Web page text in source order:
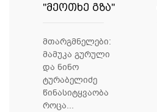
"მეოთხე გზა"
მთარგმნელები:
მამუკა გურული
და ნინო
ტურაბელიძე
წინასიტყვაობა
როცა...